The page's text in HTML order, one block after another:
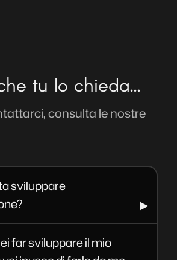
tu lo chieda...
consulta le nostre
sviluppare
far sviluppare il mio